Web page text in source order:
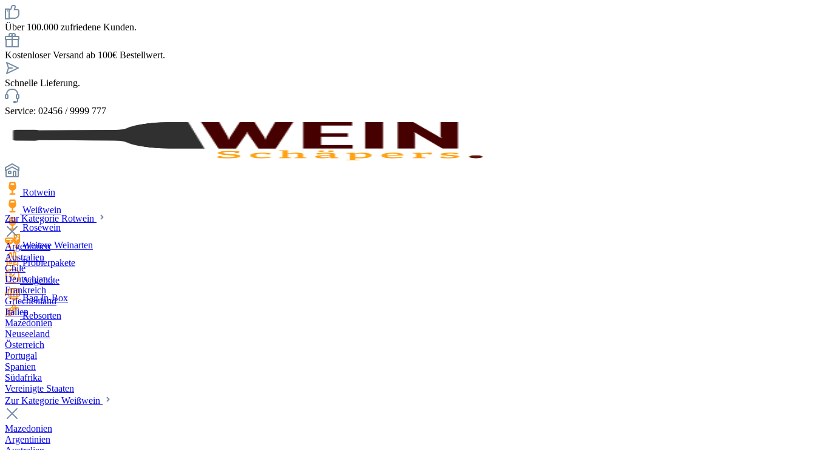
Über 100.000 zufriedene Kunden.
Kostenloser Versand ab 100€ Bestellwert.
Schnelle Lieferung.
Service: 02456 / 9999 777
Rotwein
Weißwein
Roséwein
Weitere Weinarten
Probierpakete
Angebote
Bag-in-Box
Rebsorten
Zur Kategorie Rotwein
Argentinien
Australien
Chile
Deutschland
Frankreich
Griechenland
Italien
Mazedonien
Neuseeland
Österreich
Portugal
Spanien
Südafrika
Vereinigte Staaten
Zur Kategorie Weißwein
Mazedonien
Argentinien